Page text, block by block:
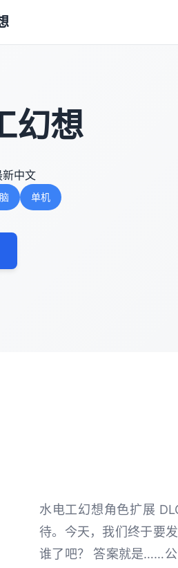
幻想
中文
单机
水电工幻想角色扩展
待。今天，我们终于要
谁了吧？ 答案就是……公